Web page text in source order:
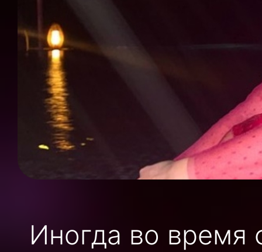
Иногда во время